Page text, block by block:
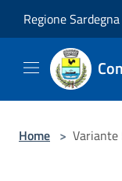
Regione Sardegna
Home > Variante